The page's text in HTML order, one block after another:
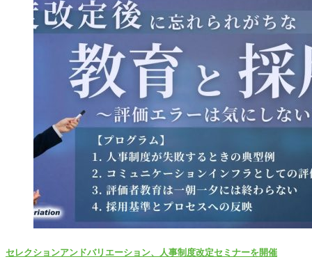
セレクションアンドバリエーション、人事制度改定セミナーを開催